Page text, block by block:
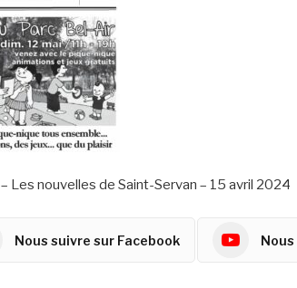
Les nouvelles de Saint-Servan – 15 avril 2024
Nous suivre sur Facebook